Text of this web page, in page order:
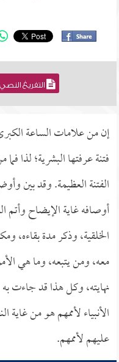
التفريغ
إن من علامات الساعة
فتنة عرفتها البشرية؛ لذا
الفتنة العظيمة. وقد بين
أوصافه غاية الإيضاح وأتم
الخلقية، وذكر مدة بقاءه،
معه، ومن يتبعه، وما هي
نهايته، وكل هذا قد جاءت
الأنبياء لأممهم هو من
عليهم لأممهم.